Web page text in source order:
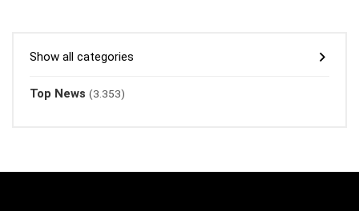
Show all categories
Top News (3.353)